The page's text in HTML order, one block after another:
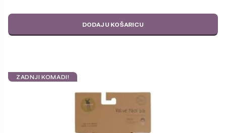
29,95 €.
DODAJ U KOŠARICU
ZADNJI KOMADI!